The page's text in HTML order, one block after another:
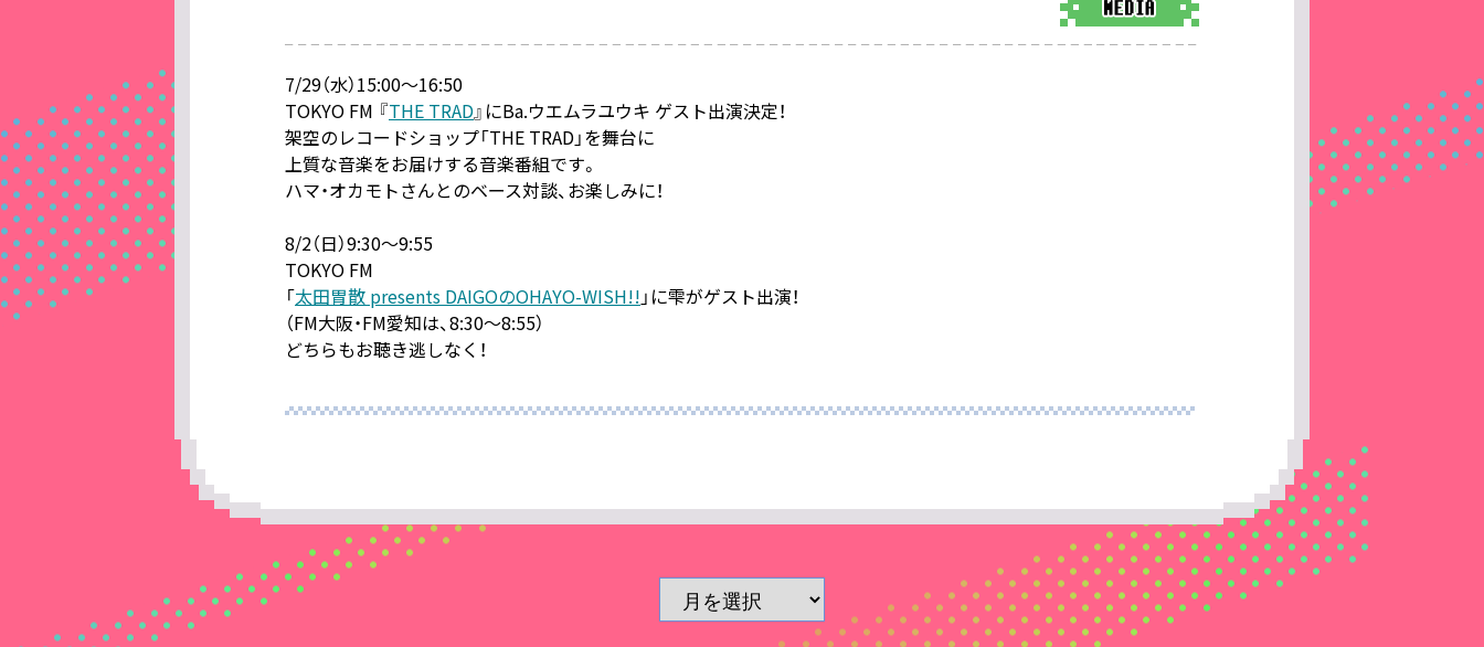
7/29（水）15:00〜16:50
TOKYO FM 『THE TRAD』にBa.ウエムラユウキ ゲスト出演決定！
架空のレコードショップ「THE TRAD」を舞台に
上質な音楽をお届けする音楽番組です。
ハマ・オカモトさんとのベース対談、お楽しみに！
8/2（日）9:30～9:55
TOKYO FM
「太田胃散 presents DAIGOのOHAYO-WISH!! 」に雫がゲスト出演！
（FM大阪・FM愛知は、8:30～8:55）
どちらもお聴き逃しなく！